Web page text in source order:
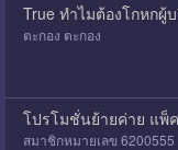
True ทำไมต้องโกหกผู้
ตะกอง ตะกอง
โปรโมชั่นย้ายค่าย แพ็ค
สมาชิกหมายเลข 6200555